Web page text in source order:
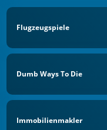
Flugzeugspiele
Dumb Ways To Die
Immobilienmakler